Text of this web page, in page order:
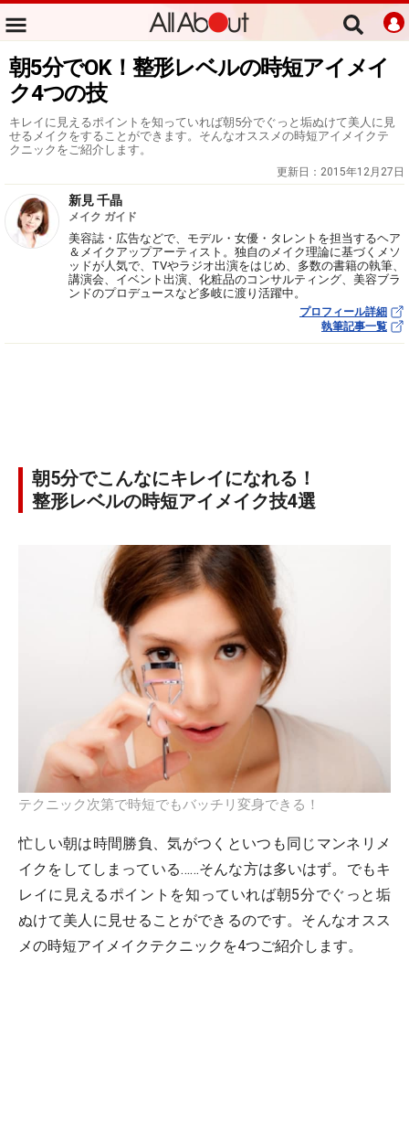
朝5分でOK！整形レベルの時短アイメイ
ク4つの技
キレイに見えるポイントを知っていれば朝5分でぐっと垢ぬけて美人に見
せるメイクをすることができます。そんなオススメの時短アイメイクテ
クニックをご紹介します。
更新日： 2015年12月27日
新見 千晶
メイク ガイド
美容誌・広告などで、モデル・女優・タレントを担当するヘア
＆メイクアップアーティスト。独自のメイク理論に基づくメソ
ッドが人気で、TVやラジオ出演をはじめ、多数の書籍の執筆、
講演会、イベント出演、化粧品のコンサルティング、美容ブラ
ンドのプロデュースなど多岐に渡り活躍中。
プロフィール詳細
執筆記事一覧
朝5分でこんなにキレイになれる！
整形レベルの時短アイメイク技4選
テクニック次第で時短でもバッチリ変身できる！
忙しい朝は時間勝負、気がつくといつも同じマンネリメ
イクをしてしまっている……そんな方は多いはず。でもキ
レイに見えるポイントを知っていれば朝5分でぐっと垢
ぬけて美人に見せることができるのです。そんなオスス
メの時短アイメイクテクニックを4つご紹介します。